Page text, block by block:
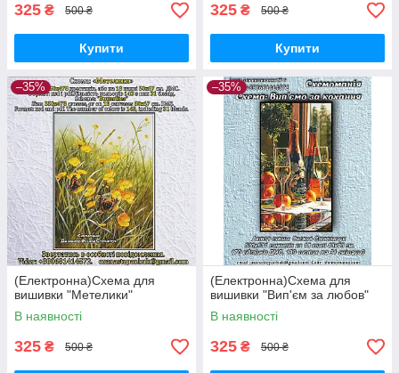
325 ₴ 500 ₴
Купити
325 ₴ 500 ₴
Купити
–35%
(Електронна)Схема для
вишивки "Метелики"
В наявності
325 ₴ 500 ₴
–35%
(Електронна)Схема для
вишивки "Вип'єм за любов"
В наявності
325 ₴ 500 ₴